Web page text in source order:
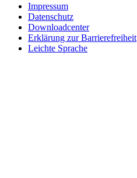
Impressum
Datenschutz
Downloadcenter
Erklärung zur Barrierefreiheit
Leichte Sprache